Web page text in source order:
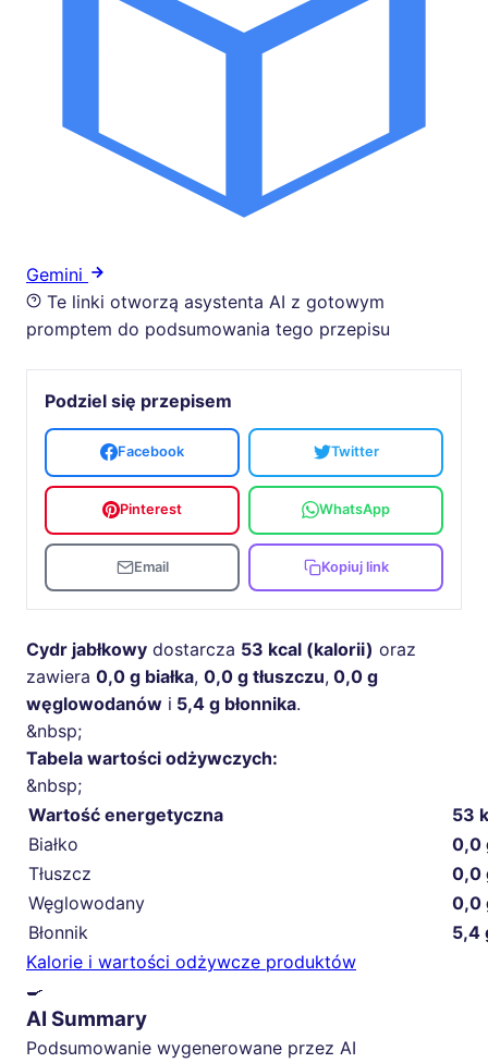
Gemini
Te linki otworzą asystenta AI z gotowym
promptem do podsumowania tego przepisu
Podziel się przepisem
Facebook Twitter
Pinterest WhatsApp
Email Kopiuj link
Cydr jabłkowy dostarcza 53 kcal (kalorii) oraz
zawiera 0,0 g białka, 0,0 g tłuszczu, 0,0 g
węglowodanów i 5,4 g błonnika.
&nbsp;
Tabela wartości odżywczych:
&nbsp;
Wartość energetyczna
53
Białko
0,0
Tłuszcz
0,0
Węglowodany
0,0
Błonnik
5,4
Kalorie i wartości odżywcze produktów
🍳
AI Summary
Podsumowanie wygenerowane przez AI